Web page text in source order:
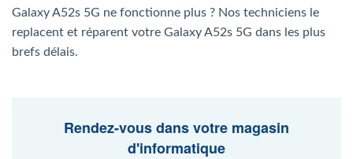
ASBL
Galaxy A52s 5G ne fonctionne plus ? Nos techniciens le
replacent et réparent votre Galaxy A52s 5G dans les plus
brefs délais.
Rendez-vous dans votre magasin
d'informatique